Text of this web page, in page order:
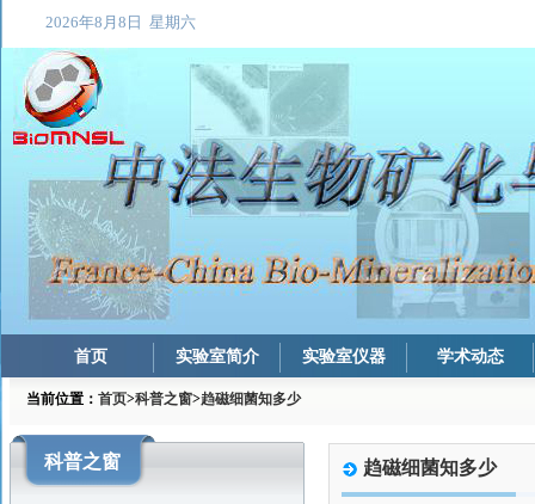
首页 实验室简介 实验室仪器 学术动态
当前位置：首页>科普之窗>趋磁细菌知多少
科普之窗 趋磁细菌知多少